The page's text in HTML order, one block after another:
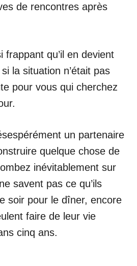
de rencontres après
frappant qu’il en devient
la situation n’était pas
pour vous qui cherchez
un partenaire
quelque chose de
inévitablement sur
savent pas ce qu’ils
soir pour le dîner, encore
faire de leur vie
cinq ans.